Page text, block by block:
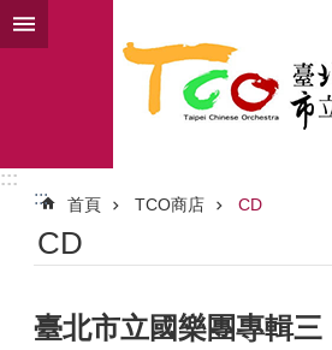
跳到主要內容區塊
:::
:::
首頁 TCO商店 CD
CD
臺北市立國樂團專輯三